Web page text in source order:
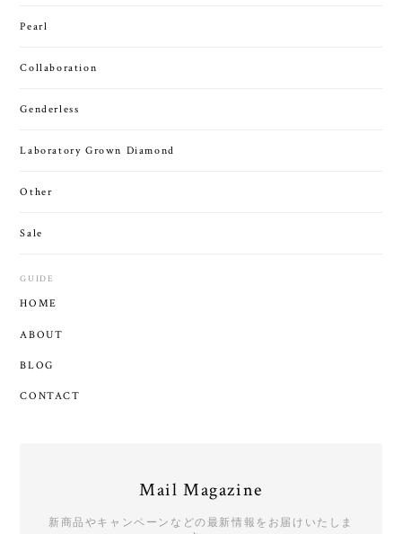
Pearl
Collaboration
Genderless
Laboratory Grown Diamond
Other
Sale
GUIDE
HOME
ABOUT
BLOG
CONTACT
Mail Magazine
新商品やキャンペーンなどの最新情報をお届けいたしま